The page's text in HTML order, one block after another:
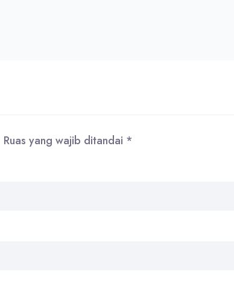
Ruas yang wajib ditandai *